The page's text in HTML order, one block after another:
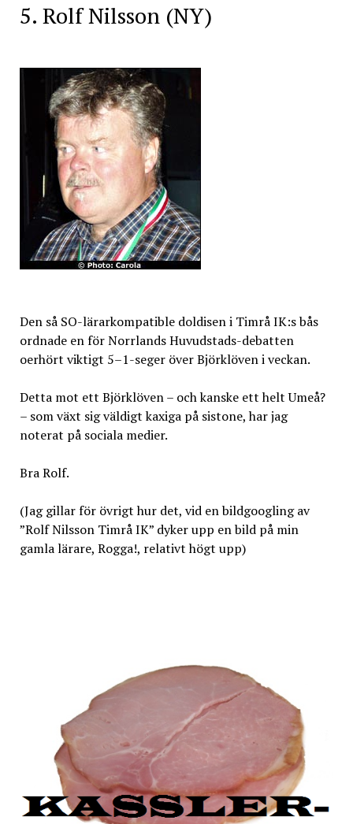
5. Rolf Nilsson (NY)
Den så SO-lärarkompatible doldisen i Timrå IK:s bås
ordnade en för Norrlands Huvudstads-debatten
oerhört viktigt 5–1-seger över Björklöven i veckan.
Detta mot ett Björklöven – och kanske ett helt Umeå?
– som växt sig väldigt kaxiga på sistone, har jag
noterat på sociala medier.
Bra Rolf.
(Jag gillar för övrigt hur det, vid en bildgoogling av
”Rolf Nilsson Timrå IK” dyker upp en bild på min
gamla lärare, Rogga!, relativt högt upp)